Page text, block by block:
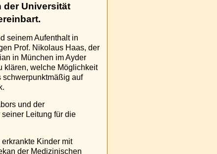
der Universität
seinem Aufenthalt in
Prof. Nikolaus Haas, der
in München im Ayder
klären, welche Möglichkeit
schwerpunktmäßig auf
und der
Leitung für die
Kinder mit
der Medizinischen